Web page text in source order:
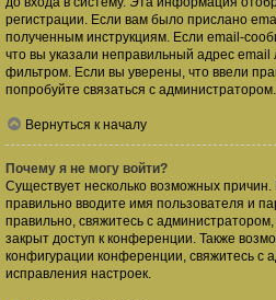
регистрации. Если вам было прислано
полученным инструкциям. Если email-
что вы указали неправильный адрес
фильтром. Если вы уверены, что ввели
попробуйте связаться с администратором.
Вернуться к началу
Почему я не могу войти?
Существует несколько возможных
правильно вводите имя пользователя и
правильно, свяжитесь с
закрыт доступ к конференции. Также
конфигурации конференции, свяжитесь с
исправления настроек.